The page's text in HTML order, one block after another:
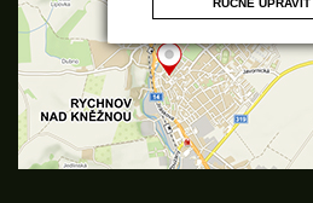
RUČNĚ UPRAVIT